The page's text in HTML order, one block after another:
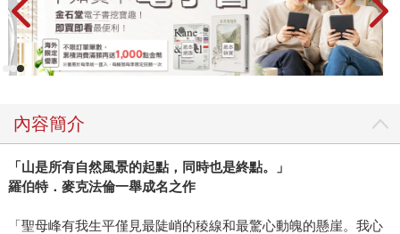
內容簡介
「山是所有自然風景的起點，同時也是終點。」
羅伯特．麥克法倫一舉成名之作
「聖母峰有我生平僅見最陡峭的稜線和最驚心動魄的懸崖。我心